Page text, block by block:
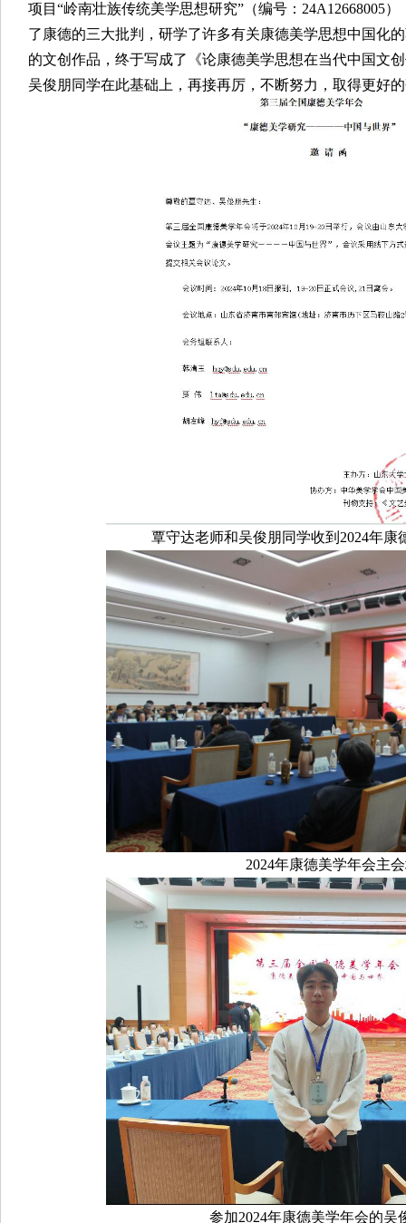
项目“岭南壮族传统美学思想研究”（编号：24A12668005
了康德的三大批判，研学了许多有关康德美学思想中国化
的文创作品，终于写成了《论康德美学思想在当代中国文
吴俊朋同学在此基础上，再接再厉，不断努力，取得更好
覃守达老师和吴俊朋同学收到2024年康
2024年康德美学年会主
参加2024年康德美学年会的吴